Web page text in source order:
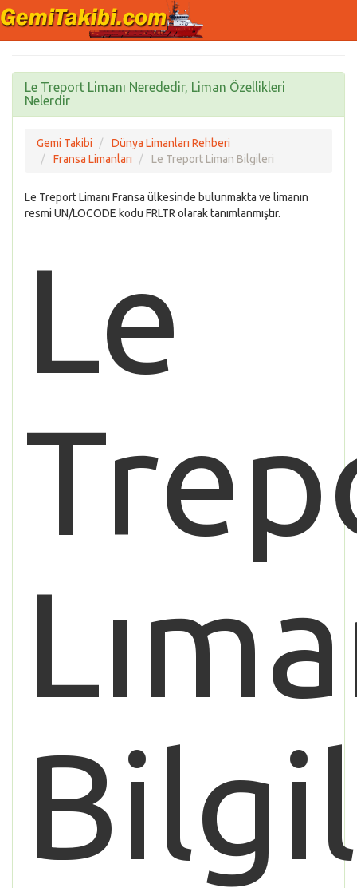
Le Treport Limanı Nerededir, Liman Özellikleri
Nelerdir
Gemi Takibi
Dünya Limanları Rehberi
Fransa Limanları
Le Treport Liman Bilgileri
Le Treport Limanı Fransa ülkesinde bulunmakta ve limanın
resmi UN/LOCODE kodu FRLTR olarak tanımlanmıştır.
Le